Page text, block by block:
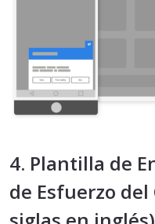
4. Plantilla de
de Esfuerzo del